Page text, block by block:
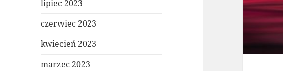
lipiec 2023
czerwiec 2023
kwiecień 2023
marzec 2023